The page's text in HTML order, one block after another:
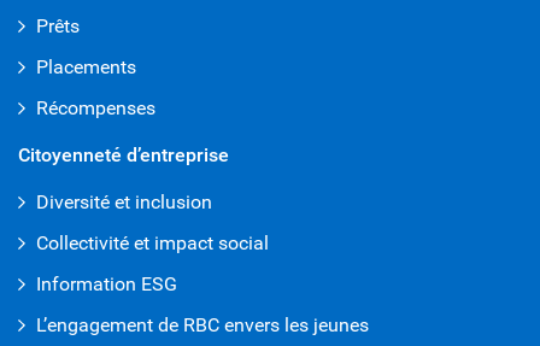
Prêts
Placements
Récompenses
Citoyenneté d’entreprise
Diversité et inclusion
Collectivité et impact social
Information ESG
L’engagement de RBC envers les jeunes